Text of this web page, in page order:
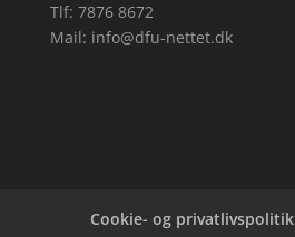
Tlf: 7876 8672
Mail: info@dfu-nettet.dk
Cookie- og privatlivspolitik